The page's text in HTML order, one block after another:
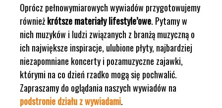
Oprócz pełnowymiarowych wywiadów przygotowujemy
równieżkrótsze materiały lifestyle’owe. Pytamy w
nich muzyków i ludzi związanych z branżą muzyczną o
ich największe inspiracje, ulubione płyty, najbardziej
niezapomniane koncerty i pozamuzyczne zajawki,
którymi na co dzień rzadko mogą się pochwalić.
Zapraszamy do oglądania naszych wywiadów na
podstronie działu z wywiadami.